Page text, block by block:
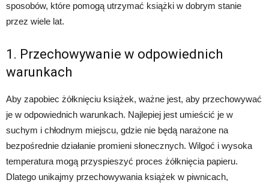
sposobów, które pomogą utrzymać książki w dobrym stanie
przez wiele lat.
1. Przechowywanie w odpowiednich
warunkach
Aby zapobiec żółknięciu książek, ważne jest, aby przechowywać
je w odpowiednich warunkach. Najlepiej jest umieścić je w
suchym i chłodnym miejscu, gdzie nie będą narażone na
bezpośrednie działanie promieni słonecznych. Wilgoć i wysoka
temperatura mogą przyspieszyć proces żółknięcia papieru.
Dlatego unikajmy przechowywania książek w piwnicach,